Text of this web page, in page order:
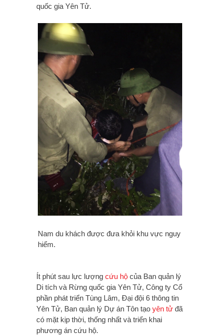
quốc gia Yên Tử.
Nam du khách được đưa khỏi khu vực nguy
hiểm.
Ít phút sau lực lượng cứu hộ của Ban quản lý
Di tích và Rừng quốc gia Yên Tử, Công ty Cổ
phần phát triển Tùng Lâm, Đại đội 6 thông tin
Yên Tử, Ban quản lý Dự án Tôn tạo yên tử đã
có mặt kịp thời, thống nhất và triển khai
phương án cứu hộ.